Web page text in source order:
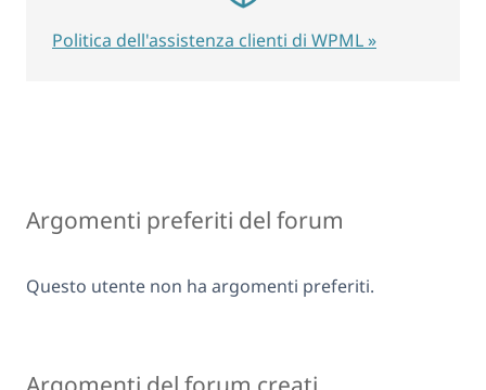
Argomenti preferiti del forum
Questo utente non ha argomenti preferiti.
Politica dell'assistenza clienti di WPML »